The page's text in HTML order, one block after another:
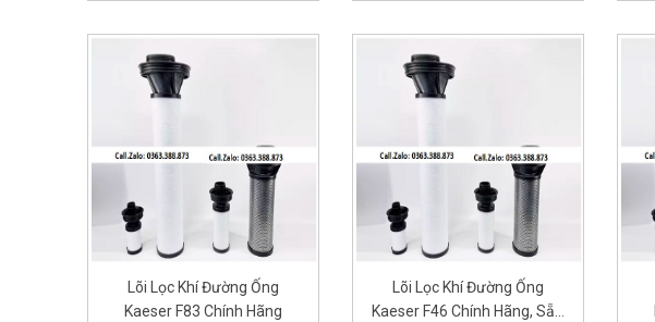
Lõi Lọc Khí Đường Ống
Kaeser F83 Chính Hãng
Lõi Lọc Khí Đường Ống
Kaeser F46 Chính Hãng, Sẵn